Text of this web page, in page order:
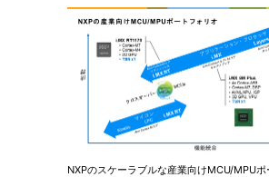
NXPのスケーラブルな産業向けMCU/MPUポ